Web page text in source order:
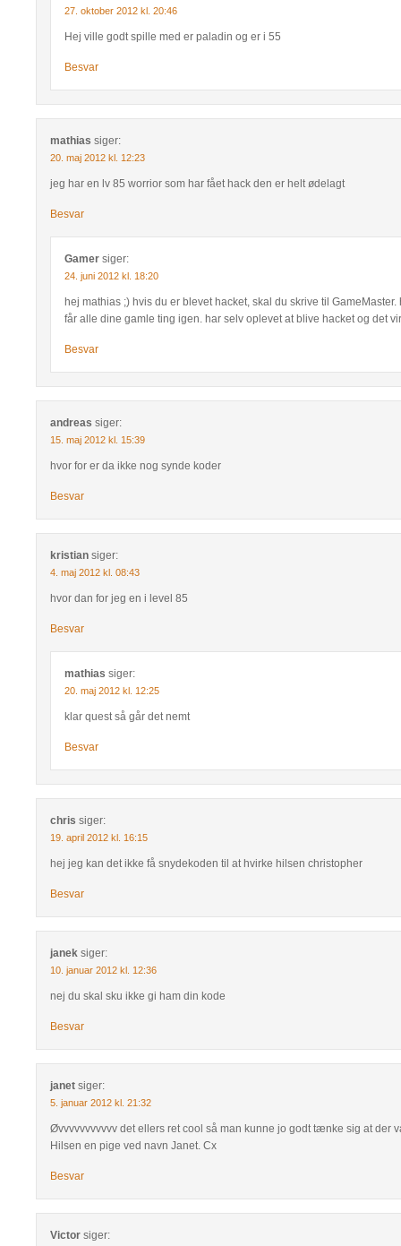
27. oktober 2012 kl. 20:46
Hej ville godt spille med er paladin og er i 55
Besvar
mathias siger:
20. maj 2012 kl. 12:23
jeg har en lv 85 worrior som har fået hack den er helt ødelagt
Besvar
Gamer siger:
24. juni 2012 kl. 18:20
hej mathias ;) hvis du er blevet hacket, skal du skrive til
får alle dine gamle ting igen. har selv oplevet at blive hacket og det
Besvar
andreas siger:
15. maj 2012 kl. 15:39
hvor for er da ikke nog synde koder
Besvar
kristian siger:
4. maj 2012 kl. 08:43
hvor dan for jeg en i level 85
Besvar
mathias siger:
20. maj 2012 kl. 12:25
klar quest så går det nemt
Besvar
chris siger:
19. april 2012 kl. 16:15
hej jeg kan det ikke få snydekoden til at hvirke hilsen christopher
Besvar
janek siger:
10. januar 2012 kl. 12:36
nej du skal sku ikke gi ham din kode
Besvar
janet siger:
5. januar 2012 kl. 21:32
Øvvvvvvvvvvv det ellers ret cool så man kunne jo godt tænke sig at der
Hilsen en pige ved navn Janet. Cx
Besvar
Victor siger: